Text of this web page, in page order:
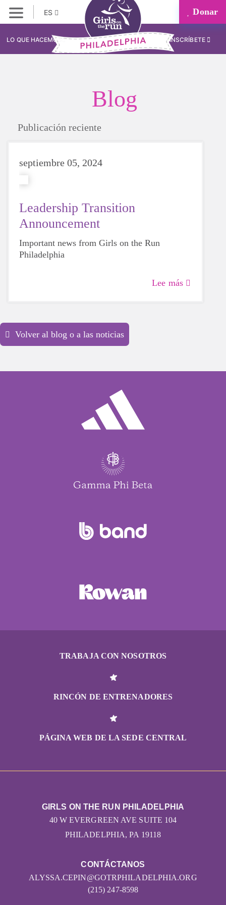
ES Donar
LO QUE HACEMOS INSCRÍBETE
Blog
Publicación reciente
septiembre 05, 2024
Leadership Transition
Announcement
Important news from Girls on the Run
Philadelphia
Lee más
Volver al blog o a las noticias
TRABAJA CON NOSOTROS
RINCÓN DE ENTRENADORES
PÁGINA WEB DE LA SEDE CENTRAL
CONTÁCTANOS
ALYSSA.CEPIN@GOTRPHILADELPHIA.ORG
(215) 247-8598
GIRLS ON THE RUN PHILADELPHIA
40 W EVERGREEN AVE SUITE 104
PHILADELPHIA, PA 19118